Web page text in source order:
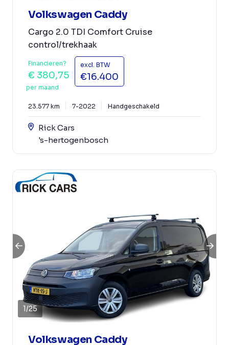
Volkswagen Caddy
Cargo 2.0 TDI Comfort Cruise
control/trekhaak
Financieren?
€ 380,75
per maand
excl. BTW
€16.400
23.577 km 7-2022 Handgeschakeld
Rick Cars
's-hertogenbosch
1/25
Volkswagen Caddy